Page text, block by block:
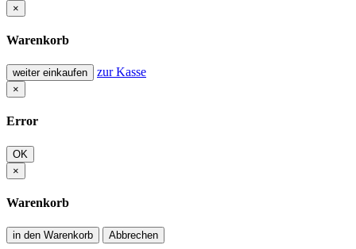
×
Warenkorb
weiter einkaufen zur Kasse
×
Error
OK
×
Warenkorb
in den Warenkorb Abbrechen